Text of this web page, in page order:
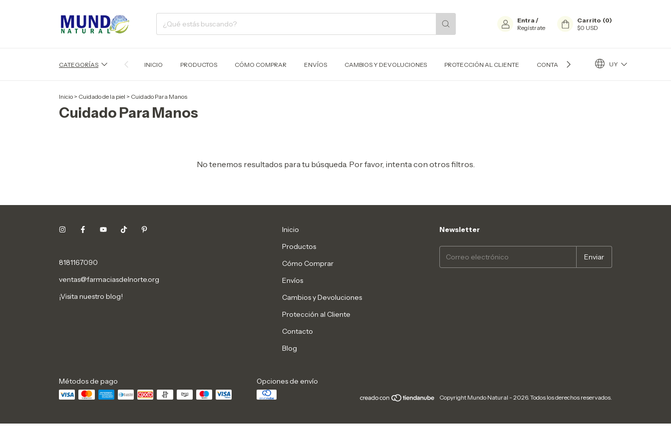
Entra /
Regístrate
Carrito (0)
$0 USD
CATEGORÍAS INICIO PRODUCTOS CÓMO COMPRAR ENVÍOS CAMBIOS Y DEVOLUCIONES PROTECCIÓN AL CLIENTE CONTACTO BLOG UY
Inicio > Cuidado de la piel > Cuidado Para Manos
Cuidado Para Manos
No tenemos resultados para tu búsqueda. Por favor, intenta con otros filtros.
8181167090
ventas@farmaciasdelnorte.org
¡Visita nuestro blog!
Inicio
Productos
Cómo Comprar
Envíos
Cambios y Devoluciones
Protección al Cliente
Contacto
Blog
Newsletter
Métodos de pago Opciones de envío
Copyright Mundo Natural - 2026. Todos los derechos reservados.